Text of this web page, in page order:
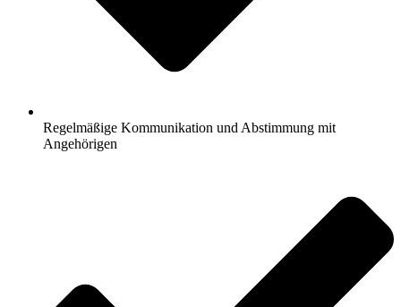
Regelmäßige Kommunikation und Abstimmung mit
Angehörigen